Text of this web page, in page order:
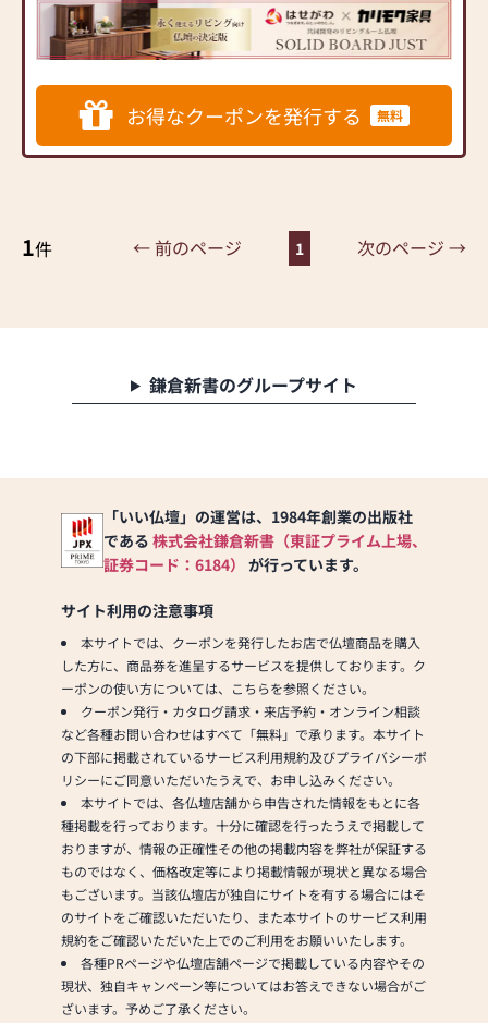
内家具専門メーカーと、モ
ダンなインテリアにマッチ
するお仏壇を展開
◆◆ お陰様で創業94年 ◆◆
国内130店舗以上のスケール
メリットと東証上場の信
3,000基のお墓を納めていま
す。「お仏壇のはせがわ」
案しております。ご自身、
ついて、迷うことや、お困
りのことなどございました
意しております。1,000種類
以上の組み合わせの中から
お客様に合ったお仏壇・お
同開発≫
お仏壇のはせがわは、日本
を代表する家具メーカー
「カリモク家具」との協同
開発で、現代の住宅にあっ
たモダンなお仏壇を作って
います。他にも国内の家具
専門メーカーと作り上げた
お仏壇コレクションがあ
り、祈る人と偲ぶ人をつな
ぐ新しいカタチを提案しま
す。
≪はせがわ店舗サービスの
ご案内≫
●仏壇・仏具・お墓・相
続・遺品整理のご相談
お得なクーポンを発行する 無料
1件 ← 前のページ 1 次のページ →
鎌倉新書のグループサイト
「いい仏壇」の運営は、1984年創業の出版社
である 株式会社鎌倉新書（東証プライム上場、
証券コード：6184） が行っています。
サイト利用の注意事項
本サイトでは、クーポンを発行したお店で仏壇商品を購入
した方に、商品券を進呈するサービスを提供しております。ク
ーポンの使い方については、こちらを参照ください。
クーポン発行・カタログ請求・来店予約・オンライン相談
など各種お問い合わせはすべて「無料」で承ります。本サイト
の下部に掲載されているサービス利用規約及びプライバシーポ
リシーにご同意いただいたうえで、お申し込みください。
本サイトでは、各仏壇店舗から申告された情報をもとに各
種掲載を行っております。十分に確認を行ったうえで掲載して
おりますが、情報の正確性その他の掲載内容を弊社が保証する
ものではなく、価格改定等により掲載情報が現状と異なる場合
もございます。当該仏壇店が独自にサイトを有する場合にはそ
のサイトをご確認いただいたり、また本サイトのサービス利用
規約をご確認いただいた上でのご利用をお願いいたします。
各種PRページや仏壇店舗ページで掲載している内容やその
現状、独自キャンペーン等についてはお答えできない場合がご
ざいます。予めご了承ください。